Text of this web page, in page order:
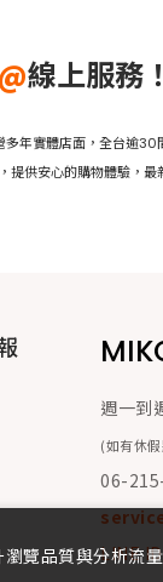
線上服務！
年實體店面，全台逾30
供安心的購物體驗，最
週一到
(如有休
06-
LINE
覽品質與分析流